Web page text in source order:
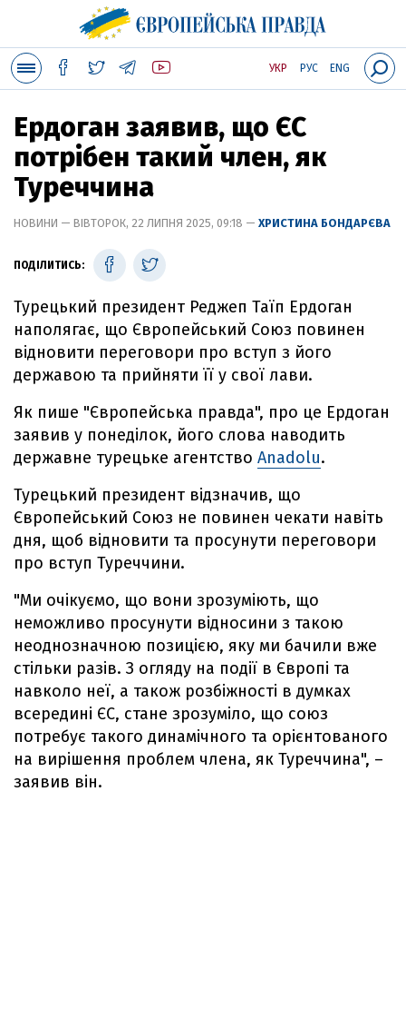
УКР РУС ENG
Ердоган заявив, що ЄС
потрібен такий член, як
Туреччина
НОВИНИ — ВІВТОРОК, 22 ЛИПНЯ 2025, 09:18 — ХРИСТИНА БОНДАРЄВА
ПОДІЛИТИСЬ:
Турецький президент Реджеп Таїп Ердоган
наполягає, що Європейський Союз повинен
відновити переговори про вступ з його
державою та прийняти її у свої лави.
Як пише "Європейська правда", про це Ердоган
заявив у понеділок, його слова наводить
державне турецьке агентство Anadolu.
Турецький президент відзначив, що
Європейський Союз не повинен чекати навіть
дня, щоб відновити та просунути переговори
про вступ Туреччини.
"Ми очікуємо, що вони зрозуміють, що
неможливо просунути відносини з такою
неоднозначною позицією, яку ми бачили вже
стільки разів. З огляду на події в Європі та
навколо неї, а також розбіжності в думках
всередині ЄС, стане зрозуміло, що союз
потребує такого динамічного та орієнтованого
на вирішення проблем члена, як Туреччина", –
заявив він.